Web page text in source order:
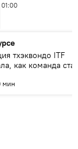
01:00
тхэквондо ITF
как команда
мин